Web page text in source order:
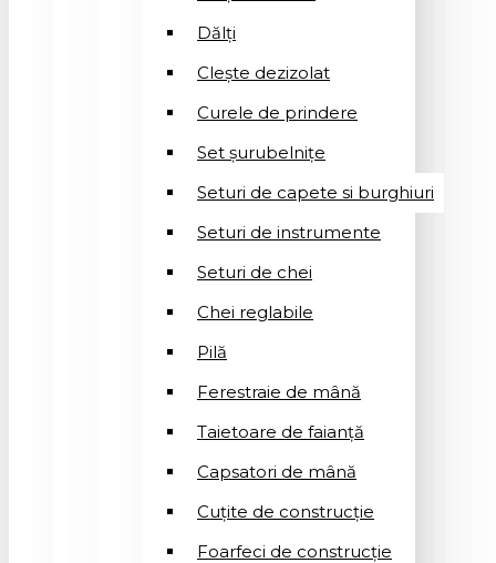
Dălți
Clește dezizolat
Curele de prindere
Set șurubelnițe
Seturi de capete si burghiuri
Seturi de instrumente
Seturi de chei
Chei reglabile
Pilă
Ferestraie de mână
Taietoare de faianță
Capsatori de mână
Cuțite de construcție
Foarfeci de construcție